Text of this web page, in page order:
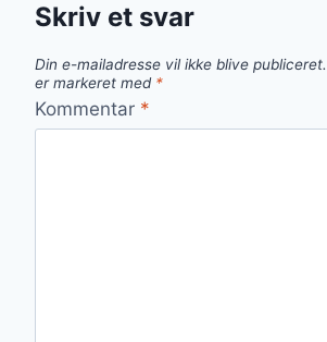
Skriv et svar
Din e-mailadresse vil ikke blive publiceret.
er markeret med *
Kommentar *